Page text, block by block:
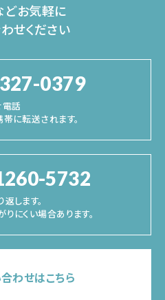
どお気軽に
せください
0379
電話
に転送されます。
5732
します。
にくい場合あります。
わせはこちら